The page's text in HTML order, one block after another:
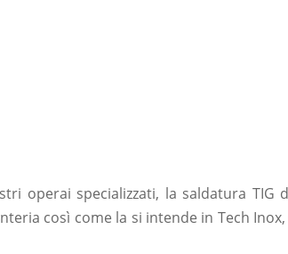
operai specializzati, la saldatura
così come la si intende in Tech